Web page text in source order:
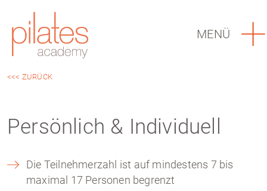
MENÜ
<<< ZURÜCK
Persönlich & Individuell
Die Teilnehmerzahl ist auf mindestens 7 bis
maximal 17 Personen begrenzt